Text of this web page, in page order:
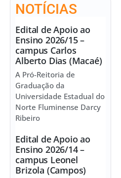
NOTÍCIAS
Edital de Apoio ao
Ensino 2026/15 –
campus Carlos
Alberto Dias (Macaé)
A Pró-Reitoria de
Graduação da
Universidade Estadual do
Norte Fluminense Darcy
Ribeiro
Edital de Apoio ao
Ensino 2026/14 –
campus Leonel
Brizola (Campos)